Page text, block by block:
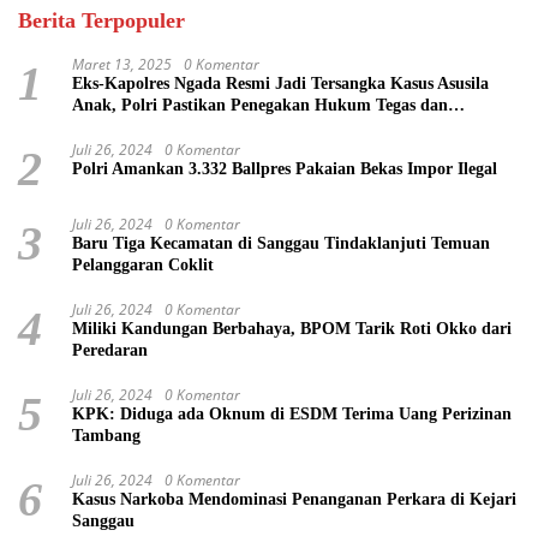
Berita Terpopuler
1 Maret 13, 2025 0 Komentar
Eks-Kapolres Ngada Resmi Jadi Tersangka Kasus Asusila
Anak, Polri Pastikan Penegakan Hukum Tegas dan
2 Juli 26, 2024 0 Komentar
Polri Amankan 3.332 Ballpres Pakaian Bekas Impor Ilegal
3 Juli 26, 2024 0 Komentar
Baru Tiga Kecamatan di Sanggau Tindaklanjuti Temuan
Pelanggaran Coklit
4 Juli 26, 2024 0 Komentar
Miliki Kandungan Berbahaya, BPOM Tarik Roti Okko dari
Peredaran
5 Juli 26, 2024 0 Komentar
KPK: Diduga ada Oknum di ESDM Terima Uang Perizinan
Tambang
6 Juli 26, 2024 0 Komentar
Kasus Narkoba Mendominasi Penanganan Perkara di Kejari
Sanggau